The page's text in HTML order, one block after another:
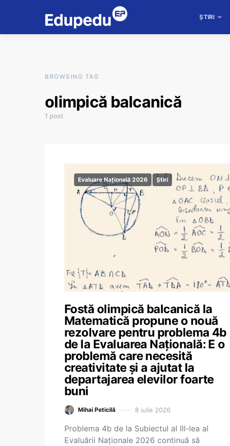
ȘTIRI
BROWSING TAG
olimpică balcanică
1 post
Evaluare Națională 2026 Știri
Fostă olimpică balcanică la
Matematică propune o nouă
rezolvare pentru problema 4b
de la Evaluarea Națională: E o
problemă care necesită
creativitate și a ajutat la
departajarea elevilor foarte
buni
Mihai Peticilă 8 iulie 2026
Problema 4b de la Subiectul al III-lea al
Evaluării Naționale 2026 continuă să